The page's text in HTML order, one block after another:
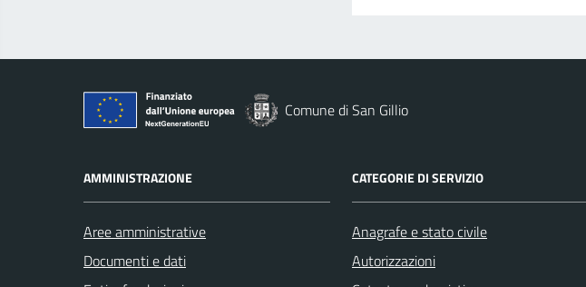
Comune di San Gillio
AMMINISTRAZIONE
Aree amministrative
Documenti e dati
CATEGORIE DI SERVIZIO
Anagrafe e stato civile
Autorizzazioni